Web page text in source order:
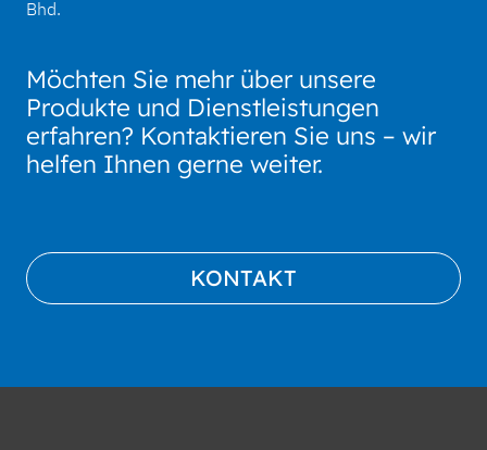
Bhd.
Möchten Sie mehr über unsere
Produkte und Dienstleistungen
erfahren? Kontaktieren Sie uns – wir
helfen Ihnen gerne weiter.
KONTAKT